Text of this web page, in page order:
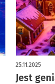
Jest
25.11.2025
artykuł z